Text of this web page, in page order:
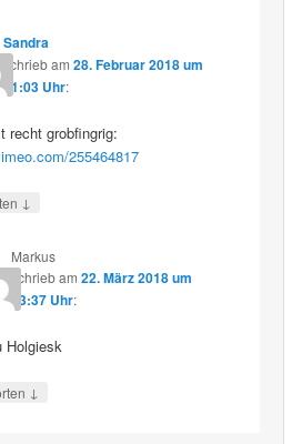
Sandra
schriebam 28. Februar 2018 um
21:03 Uhr:
recht grobfingrig:
255464817
↓
Markus
schriebam22. März 2018 um
13:37 Uhr:
Holgiesk
↓